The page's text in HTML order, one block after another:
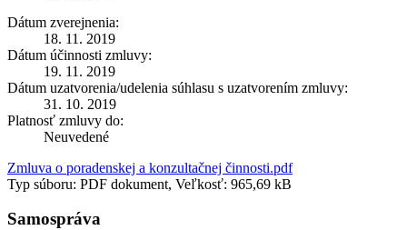
Dátum zverejnenia:
18. 11. 2019
Dátum účinnosti zmluvy:
19. 11. 2019
Dátum uzatvorenia/udelenia súhlasu s uzatvorením zmluvy:
31. 10. 2019
Platnosť zmluvy do:
Neuvedené
Zmluva o poradenskej a konzultačnej činnosti.pdf
Typ súboru: PDF dokument, Veľkosť: 965,69 kB
Samospráva